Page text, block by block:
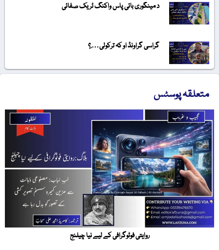
د مینگوری بائی پاس واکنگ ٹریک صفائی
گراسی گراونڈ او کہ ترکولی….؟
متعلقہ پوسٹس
روایتی فوٹوگرافی کے لیے نیا چیلنج